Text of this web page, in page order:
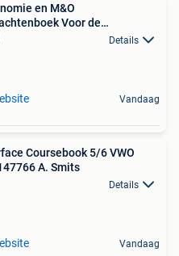
en M&O
Voor de
Details
Vandaag
Coursebook 5/6 VWO
A. Smits
Details
Vandaag